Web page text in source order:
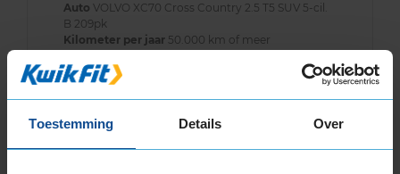
Toestemming Details Over
Auto VOLVO XC70 Cross Country 2.5 T5 SUV 5-cil.
B 209pk
Kilometer per jaar 50.000 km of meer
8,0
Geluid
7,0